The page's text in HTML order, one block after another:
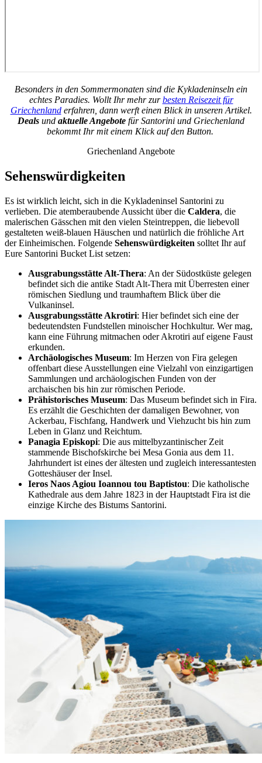
Besonders in den Sommermonaten sind die Kykladeninseln ein
echtes Paradies. Wollt Ihr mehr zurbesten Reisezeit für
Griechenlanderfahren, dann werft einen Blick in unseren Artikel.
Deals und aktuelle Angebote für Santorini und Griechenland
bekommt Ihr mit einem Klick auf den Button.
Griechenland Angebote
Sehenswürdigkeiten
Es ist wirklich leicht, sich in die Kykladeninsel Santorini zu
verlieben. Die atemberaubende Aussicht über die Caldera, die
malerischen Gässchen mit den vielen Steintreppen, die liebevoll
gestalteten weiß-blauen Häuschen und natürlich die fröhliche Art
der Einheimischen. Folgende Sehenswürdigkeiten solltet Ihr auf
Eure Santorini Bucket List setzen:
Ausgrabungsstätte Alt-Thera: An der Südostküste gelegen
befindet sich die antike Stadt Alt-Thera mit Überresten einer
römischen Siedlung und traumhaftem Blick über die
Vulkaninsel.
Ausgrabungsstätte Akrotiri: Hier befindet sich eine der
bedeutendsten Fundstellen minoischer Hochkultur. Wer mag,
kann eine Führung mitmachen oder Akrotiri auf eigene Faust
erkunden.
Archäologisches Museum: Im Herzen von Fira gelegen
offenbart diese Ausstellungen eine Vielzahl von einzigartigen
Sammlungen und archäologischen Funden von der
archaischen bis hin zur römischen Periode.
Prähistorisches Museum: Das Museum befindet sich in Fira.
Es erzählt die Geschichten der damaligen Bewohner, von
Ackerbau, Fischfang, Handwerk und Viehzucht bis hin zum
Leben in Glanz und Reichtum.
Panagia Episkopi: Die aus mittelbyzantinischer Zeit
stammende Bischofskirche bei Mesa Gonia aus dem 11.
Jahrhundert ist eines der ältesten und zugleich interessantesten
Gotteshäuser der Insel.
Ieros Naos Agiou Ioannou tou Baptistou: Die katholische
Kathedrale aus dem Jahre 1823 in der Hauptstadt Fira ist die
einzige Kirche des Bistums Santorini.